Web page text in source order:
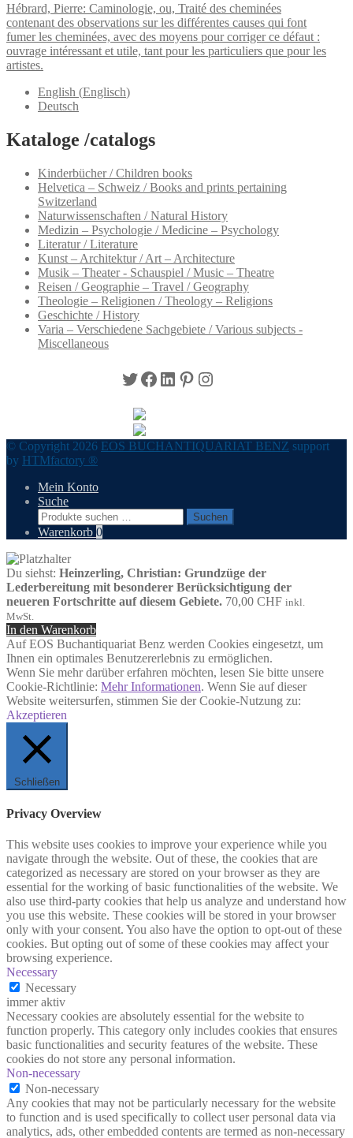
Hébrard, Pierre: Caminologie, ou, Traité des cheminées
contenant des observations sur les différentes causes qui font
fumer les cheminées, avec des moyens pour corriger ce défaut :
ouvrage intéressant et utile, tant pour les particuliers que pour les
artistes.
English (Englisch)
Deutsch
Kataloge /catalogs
Kinderbücher / Children books
Helvetica – Schweiz / Books and prints pertaining
Switzerland
Naturwissenschaften / Natural History
Medizin – Psychologie / Medicine – Psychology
Literatur / Literature
Kunst – Architektur / Art – Architecture
Musik – Theater - Schauspiel / Music – Theatre
Reisen / Geographie – Travel / Geography
Theologie – Religionen / Theology – Religions
Geschichte / History
Varia – Verschiedene Sachgebiete / Various subjects -
Miscellaneous
Twitter
Facebook
LinkedIn
Pinterest
Instagram
© Copyright 2026 EOS BUCHANTIQUARIAT BENZ support
by HTMfactory ®
Mein Konto
Suche
Suchen
nach:
Suchen
Warenkorb 0
Du siehst: Heinzerling, Christian: Grundzüge der
Lederbereitung mit besonderer Berücksichtigung der
neueren Fortschritte auf diesem Gebiete. 70,00 CHF inkl.
MwSt.
In den Warenkorb
Auf EOS Buchantiquariat Benz werden Cookies eingesetzt, um
Ihnen ein optimales Benutzererlebnis zu ermöglichen.
Wenn Sie mehr darüber erfahren möchten, lesen Sie bitte unsere
Cookie-Richtlinie: Mehr Informationen. Wenn Sie auf dieser
Website weitersurfen, stimmen Sie der Cookie-Nutzung zu:
Akzeptieren
Schließen
Privacy Overview
This website uses cookies to improve your experience while you
navigate through the website. Out of these, the cookies that are
categorized as necessary are stored on your browser as they are
essential for the working of basic functionalities of the website. We
also use third-party cookies that help us analyze and understand how
you use this website. These cookies will be stored in your browser
only with your consent. You also have the option to opt-out of these
cookies. But opting out of some of these cookies may affect your
browsing experience.
Necessary
Necessary
immer aktiv
Necessary cookies are absolutely essential for the website to
function properly. This category only includes cookies that ensures
basic functionalities and security features of the website. These
cookies do not store any personal information.
Non-necessary
Non-necessary
Any cookies that may not be particularly necessary for the website
to function and is used specifically to collect user personal data via
analytics, ads, other embedded contents are termed as non-necessary